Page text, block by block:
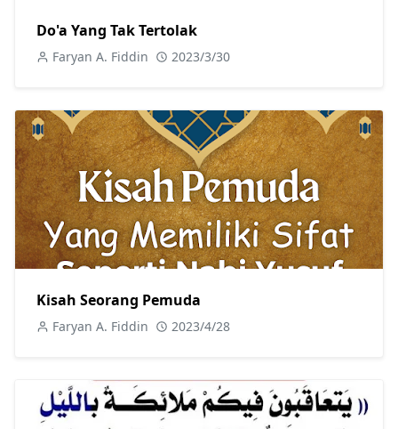
Do'a Yang Tak Tertolak
Faryan A. Fiddin 2023/3/30
Kisah Seorang Pemuda
Faryan A. Fiddin 2023/4/28